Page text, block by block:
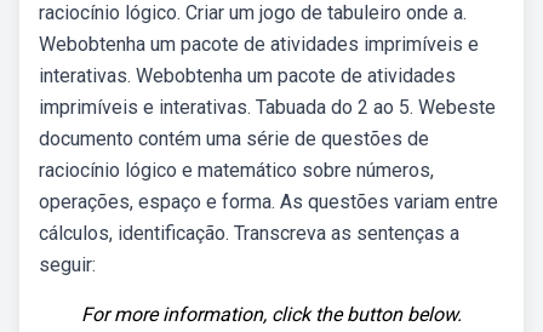
raciocínio lógico. Criar um jogo de tabuleiro onde a.
Webobtenha um pacote de atividades imprimíveis e
interativas. Webobtenha um pacote de atividades
imprimíveis e interativas. Tabuada do 2 ao 5. Webeste
documento contém uma série de questões de
raciocínio lógico e matemático sobre números,
operações, espaço e forma. As questões variam entre
cálculos, identificação. Transcreva as sentenças a
seguir:
For more information, click the button below.